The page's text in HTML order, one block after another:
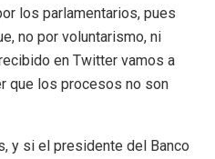
los parlamentarios, pues
no por voluntarismo, ni
en Twitter vamos a
que los procesos no son
y si el presidente del Banco